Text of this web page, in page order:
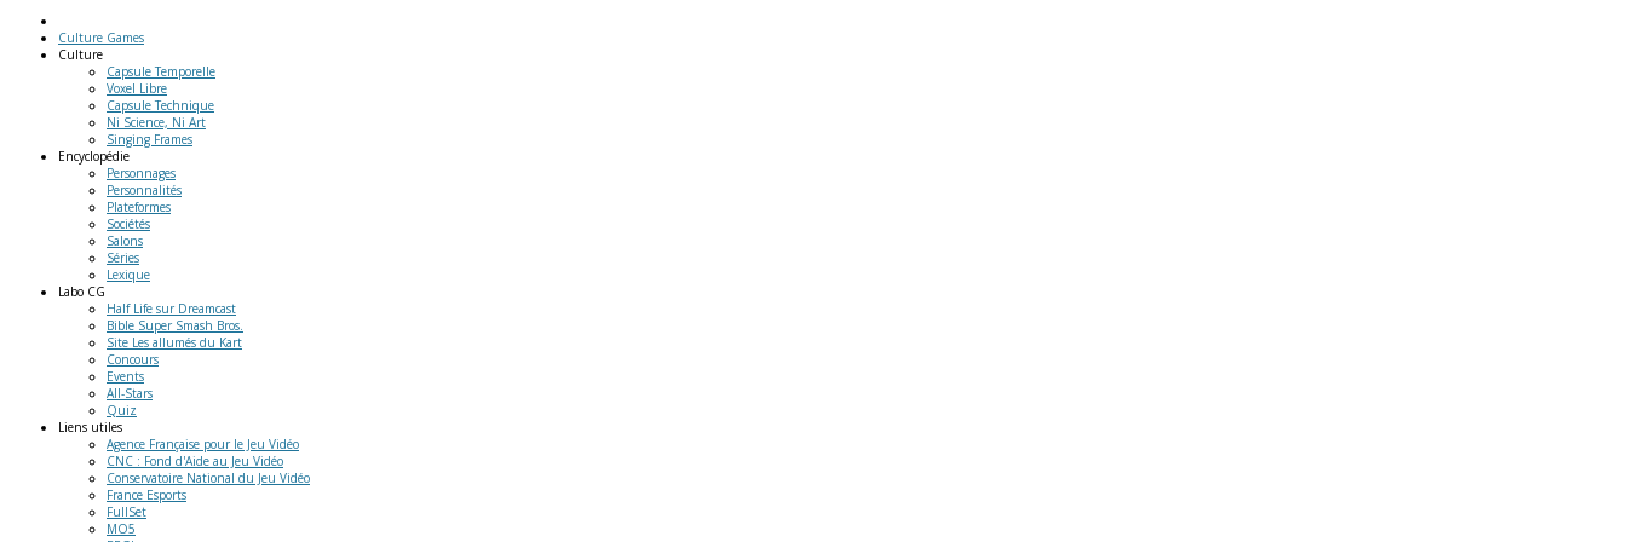
Culture Games
Culture
Capsule Temporelle
Voxel Libre
Capsule Technique
Ni Science, Ni Art
Singing Frames
Encyclopédie
Personnages
Personnalités
Plateformes
Sociétés
Salons
Séries
Lexique
Labo CG
Half Life sur Dreamcast
Bible Super Smash Bros.
Site Les allumés du Kart
Concours
Events
All-Stars
Quiz
Liens utiles
Agence Française pour le Jeu Vidéo
CNC : Fond d'Aide au Jeu Vidéo
Conservatoire National du Jeu Vidéo
France Esports
FullSet
MO5